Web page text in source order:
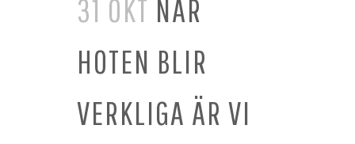
31 OKT NÄR
HOTEN BLIR
VERKLIGA ÄR VI